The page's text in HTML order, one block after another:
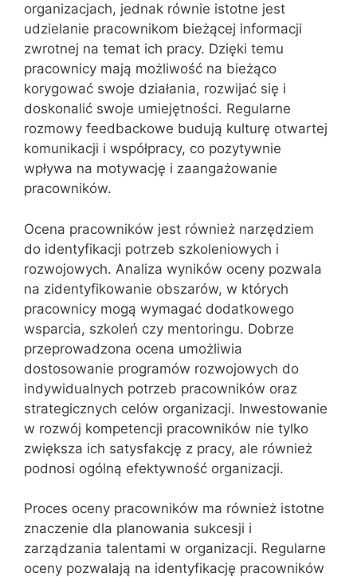
organizacjach, jednak równie istotne jest
udzielanie pracownikom bieżącej informacji
zwrotnej na temat ich pracy. Dzięki temu
pracownicy mają możliwość na bieżąco
korygować swoje działania, rozwijać się i
doskonalić swoje umiejętności. Regularne
rozmowy feedbackowe budują kulturę otwartej
komunikacji i współpracy, co pozytywnie
wpływa na motywację i zaangażowanie
pracowników.
Ocena pracowników jest również narzędziem
do identyfikacji potrzeb szkoleniowych i
rozwojowych. Analiza wyników oceny pozwala
na zidentyfikowanie obszarów, w których
pracownicy mogą wymagać dodatkowego
wsparcia, szkoleń czy mentoringu. Dobrze
przeprowadzona ocena umożliwia
dostosowanie programów rozwojowych do
indywidualnych potrzeb pracowników oraz
strategicznych celów organizacji. Inwestowanie
w rozwój kompetencji pracowników nie tylko
zwiększa ich satysfakcję z pracy, ale również
podnosi ogólną efektywność organizacji.
Proces oceny pracowników ma również istotne
znaczenie dla planowania sukcesji i
zarządzania talentami w organizacji. Regularne
oceny pozwalają na identyfikację pracowników